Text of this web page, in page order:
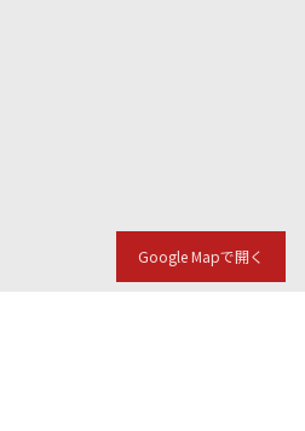
Google Mapで開く